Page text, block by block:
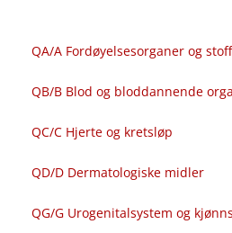
QA​/​A Fordøyelsesorganer og
QB​/​B Blod og bloddannende
QC​/​C Hjerte og kretsløp
QD​/​D Dermatologiske midler
QG​/​G Urogenitalsystem og